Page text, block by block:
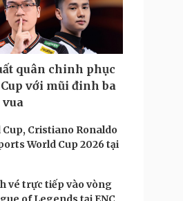
Tin Công nghệ
Trải nghiệm
Chuyển đổi số
Podcast
Câu chuyện thời sự
Đọc truyện đêm khuya
Cửa sổ tình yêu
Kể chuyện cho bé
Hạt giống tâm hồn
quân chinh phục
với mũi đinh ba
vua
Cup, Cristiano Ronaldo
World Cup 2026 tại
vé trực tiếp vào vòng